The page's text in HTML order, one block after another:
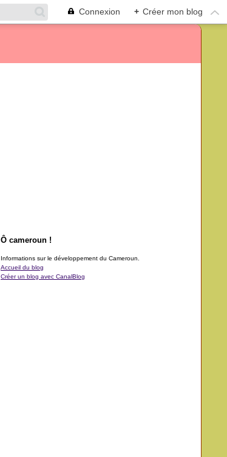
Connexion + Créer mon blog
Ô cameroun !
Informations sur le développement du Cameroun.
Accueil du blog
Créer un blog avec CanalBlog